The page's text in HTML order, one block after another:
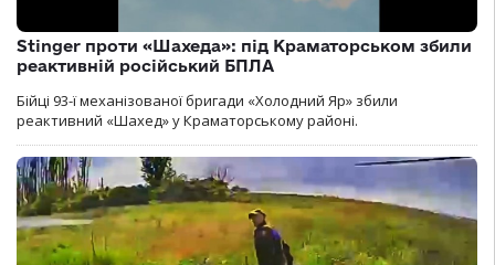
Stinger проти «Шахеда»: під Краматорськом збили
реактивній російський БПЛА
Бійці 93-ї механізованої бригади «Холодний Яр» збили
реактивний «Шахед» у Краматорському районі.